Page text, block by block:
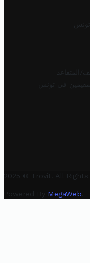
في تونس
2025 © Trovit. All Rights
Powered By MegaWeb